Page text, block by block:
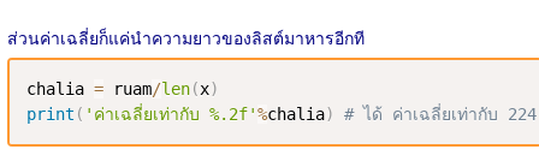
ส่วนค่าเฉลี่ยก็แค่นำความยาวของลิสต์มาหารอีกที
chalia = ruam/len(x)
print ( 'ค่าเฉลี่ยเท่ากับ %.2f'%chalia) # ได้ ค่าเฉลี่ยเท่ากับ